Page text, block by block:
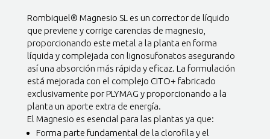
Rombiquel® Magnesio SL es un corrector de líquido
que previene y corrige carencias de magnesio,
proporcionando este metal a la planta en forma
líquida y complejada con lignosufonatos asegurando
así una absorción más rápida y eficaz. La formulación
está mejorada con el complejo CITO+ fabricado
exclusivamente por PLYMAG y proporcionando a la
planta un aporte extra de energía.
El Magnesio es esencial para las plantas ya que:
Forma parte fundamental de la clorofila y el